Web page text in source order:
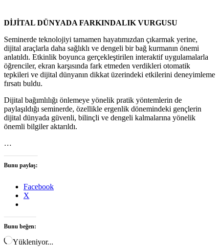
DİJİTAL DÜNYADA FARKINDALIK VURGUSU
Seminerde teknolojiyi tamamen hayatımızdan çıkarmak yerine,
dijital araçlarla daha sağlıklı ve dengeli bir bağ kurmanın önemi
anlatıldı. Etkinlik boyunca gerçekleştirilen interaktif uygulamalarla
öğrenciler, ekran karşısında fark etmeden verdikleri otomatik
tepkileri ve dijital dünyanın dikkat üzerindeki etkilerini deneyimleme
fırsatı buldu.
Dijital bağımlılığı önlemeye yönelik pratik yöntemlerin de
paylaşıldığı seminerde, özellikle ergenlik dönemindeki gençlerin
dijital dünyada güvenli, bilinçli ve dengeli kalmalarına yönelik
önemli bilgiler aktarıldı.
…
Bunu paylaş:
Facebook
X
Bunu beğen:
Yükleniyor...